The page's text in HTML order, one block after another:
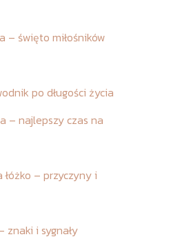
– święto miłośników
po długości życia
– najlepszy czas na
– przyczyny i
znaki i sygnały